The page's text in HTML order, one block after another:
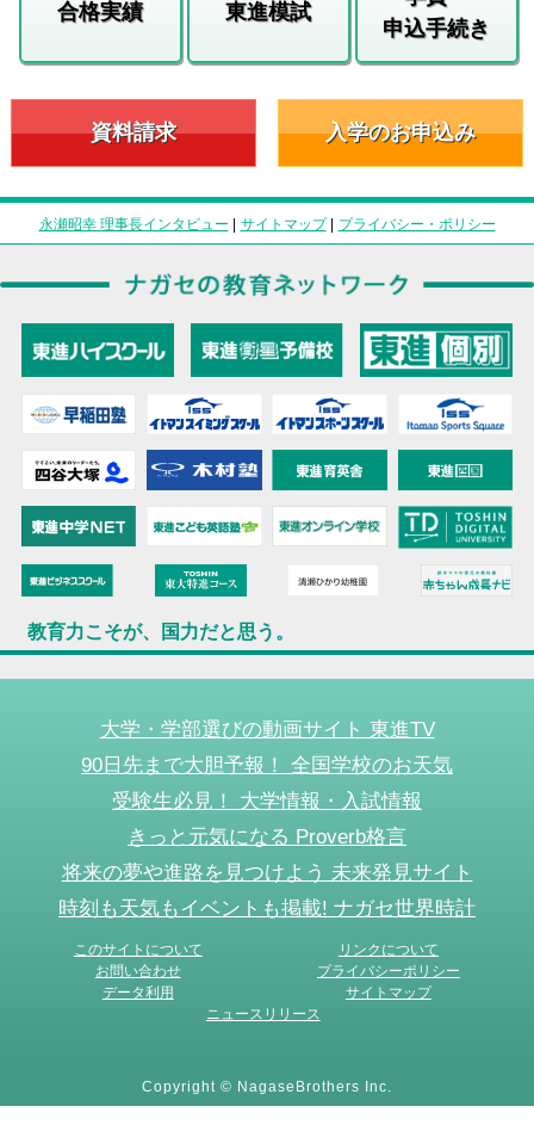
合格実績 東進模試
申込手続き
資料請求 入学のお申込み
永瀬昭幸 理事長インタビュー | サイトマップ| プライバシー・ポリシー
教育力こそが、国力だと思う。
大学・学部選びの動画サイト 東進TV
90日先まで大胆予報！ 全国学校のお天気
受験生必見！ 大学情報・入試情報
きっと元気になる Proverb格言
将来の夢や進路を見つけよう 未来発見サイト
時刻も天気もイベントも掲載! ナガセ世界時計
このサイトについて
リンクについて
お問い合わせ
プライバシーポリシー
データ利用
サイトマップ
ニュースリリース
Copyright © NagaseBrothers Inc.